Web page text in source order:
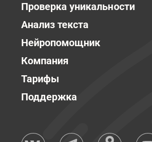
Проверка уникальности
Анализ текста
Нейропомощник
Компания
Тарифы
Поддержка